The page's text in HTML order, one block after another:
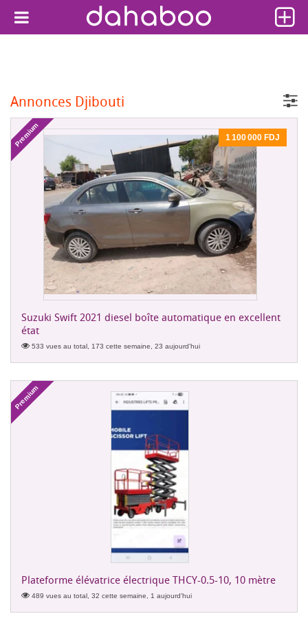
Annonces Djibouti
Premium 1 100 000 FDJ
Suzuki Swift 2021 diesel boîte automatique en excellent
état
533 vues au total, 173 cette semaine, 23 aujourd'hui
Premium
Plateforme élévatrice électrique THCY-0.5-10, 10 mètre
489 vues au total, 32 cette semaine, 1 aujourd'hui